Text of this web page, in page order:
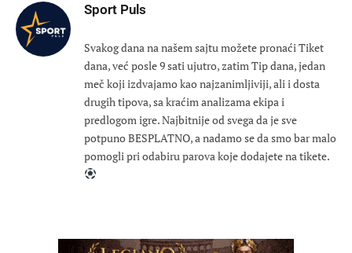
Sport Puls
Svakog dana na našem sajtu možete pronaći Tiket
dana, već posle 9 sati ujutro, zatim Tip dana, jedan
meč koji izdvajamo kao najzanimljiviji, ali i dosta
drugih tipova, sa kraćim analizama ekipa i
predlogom igre. Najbitnije od svega da je sve
potpuno BESPLATNO, a nadamo se da smo bar malo
pomogli pri odabiru parova koje dodajete na tikete.